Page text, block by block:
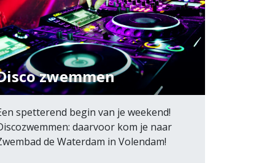
zwemmen
spetterend begin van je weekend!
daarvoor kom je naar
de Waterdam in Volendam!